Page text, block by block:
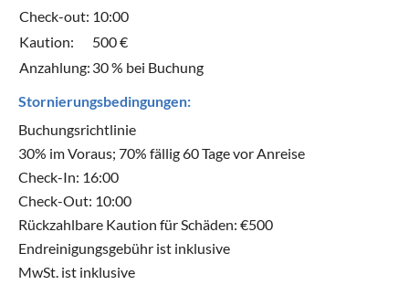
Check-out: 10:00
Kaution:
500 €
Anzahlung: 30 % bei Buchung
Stornierungsbedingungen:
Buchungsrichtlinie
30% im Voraus; 70% fällig 60 Tage vor Anreise
Check-In: 16:00
Check-Out: 10:00
Rückzahlbare Kaution für Schäden: €500
Endreinigungsgebühr ist inklusive
MwSt. ist inklusive